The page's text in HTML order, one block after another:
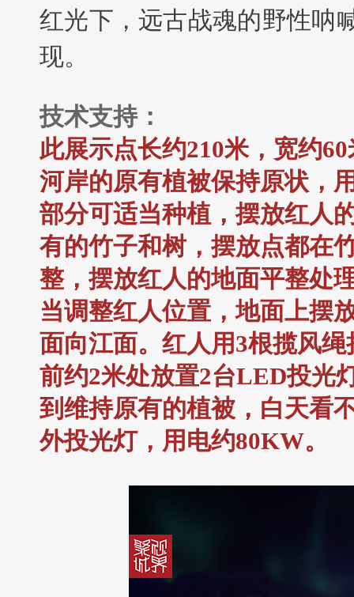
红光下，远古战魂的野性呐
现。
技术支持：
此展示点长约210米，宽约
河岸的原有植被保持原状，
部分可适当种植，摆放红人
有的竹子和树，摆放点都在
整，摆放红人的地面平整处
当调整红人位置，地面上摆
面向江面。红人用3根揽风
前约2米处放置2台LED投光
到维持原有的植被，白天看
外投光灯，用电约80KW。